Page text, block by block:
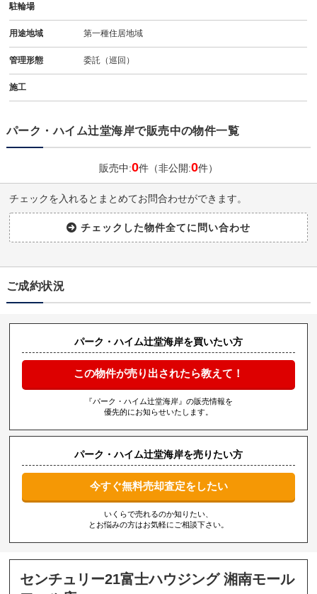
駐輪場
用途地域 第一種住居地域
管理形態 委託（巡回）
施工
パーク・ハイム辻堂海岸で販売中の物件一覧
販売中:0件（非公開:0件）
チェックを入れるとまとめてお問合わせができます。
ご成約状況
パーク・ハイム辻堂海岸を買いたい方
この物件が売り出されたら教えて！
『パーク・ハイム辻堂海岸』の販売情報を
優先的にお知らせいたします。
パーク・ハイム辻堂海岸を売りたい方
今すぐ無料売却査定をしたい
いくらで売れるのか知りたい、
とお悩みの方はお気軽にご相談下さい。
センチュリー21富士ハウジング 湘南モール